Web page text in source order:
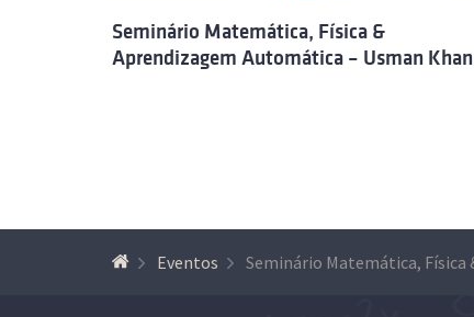
Seminário Matemática, Física &
Aprendizagem Automática – Usman Khan
Eventos